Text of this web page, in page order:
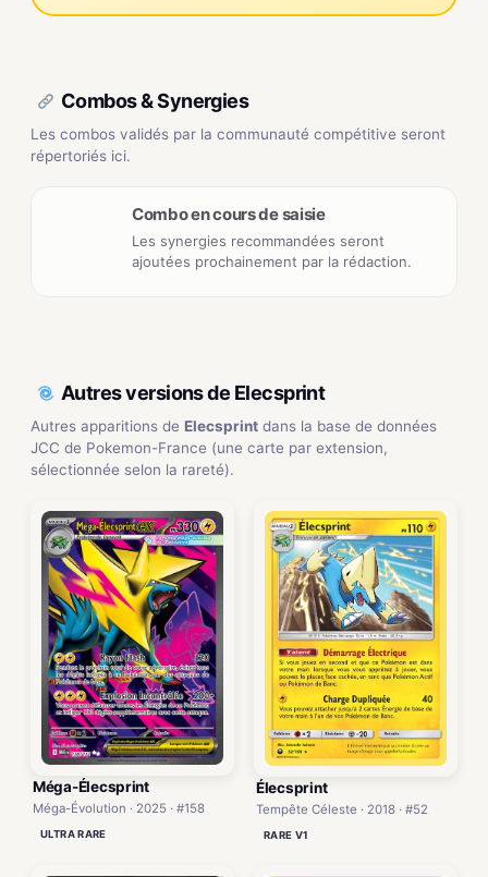
Combos & Synergies
Les combos validés par la communauté compétitive seront
répertoriés ici.
Combo en cours de saisie
Les synergies recommandées seront
ajoutées prochainement par la rédaction.
Autres versions de Elecsprint
Autres apparitions de Elecsprint dans la base de données
JCC de Pokemon-France (une carte par extension,
sélectionnée selon la rareté).
Méga-Élecsprint
Méga-Évolution · 2025 · #158
ULTRA RARE
Élecsprint
Tempête Céleste · 2018 · #52
RARE V1